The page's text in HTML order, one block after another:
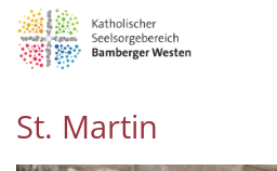
Zum Inhalt springen
St. Martin